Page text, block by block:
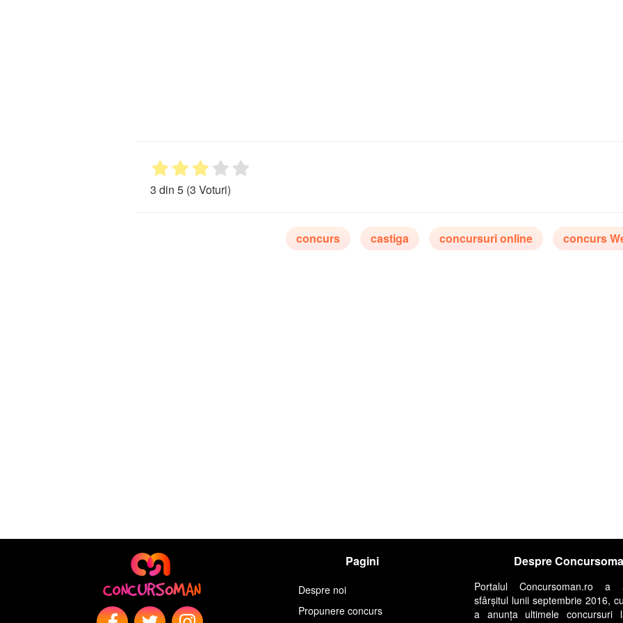
3 din 5 (3 Voturi)
concurs castiga concursuri online concurs
Pagini
Despre noi
Propunere concurs
Despre
Portalul Concursoman.ro
sfârșitul lunii septembrie 2016,
a anunța ultimele concursuri